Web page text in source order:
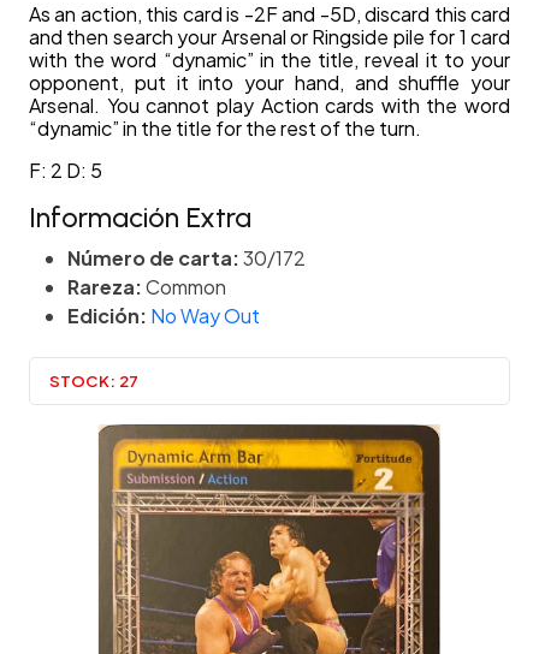
As an action, this card is -2F and -5D, discard this card
and then search your Arsenal or Ringside pile for 1 card
with the word “dynamic” in the title, reveal it to your
opponent, put it into your hand, and shuffle your
Arsenal. You cannot play Action cards with the word
“dynamic” in the title for the rest of the turn.
F: 2 D: 5
Información Extra
Número de carta:30/172
Rareza:Common
Edición: No Way Out
STOCK: 27